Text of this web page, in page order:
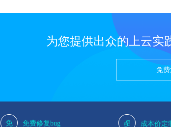
为您提供出众的上云实
免
免 免费修复bug 成本价定